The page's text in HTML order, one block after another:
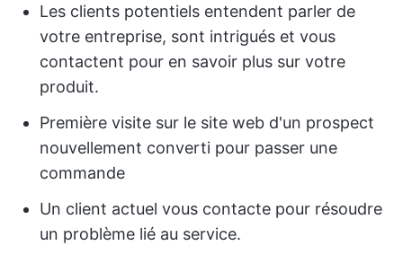
Les clients potentiels entendent parler de
votre entreprise, sont intrigués et vous
contactent pour en savoir plus sur votre
produit.
Première visite sur le site web d'un prospect
nouvellement converti pour passer une
commande
Un client actuel vous contacte pour résoudre
un problème lié au service.